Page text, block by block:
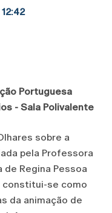
Portuguesa
- Sala Polivalente
sobre a
pela Professora
de Regina Pessoa
constitui-se como
da animação de